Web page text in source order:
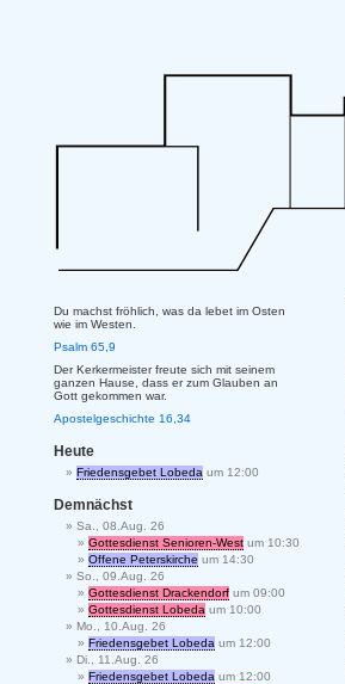
Du machst fröhlich, was da lebet im Osten
wie im Westen.
Psalm 65,9
Der Kerkermeister freute sich mit seinem
ganzen Hause, dass er zum Glauben an
Gott gekommen war.
Apostelgeschichte 16,34
Heute
Friedensgebet Lobeda um 12:00
Demnächst
Sa., 08.Aug. 26
Gottesdienst Senioren-West um 10:30
Offene Peterskirche um 14:30
So., 09.Aug. 26
Gottesdienst Drackendorf um 09:00
Gottesdienst Lobeda um 10:00
Mo., 10.Aug. 26
Friedensgebet Lobeda um 12:00
Di., 11.Aug. 26
Friedensgebet Lobeda um 12:00